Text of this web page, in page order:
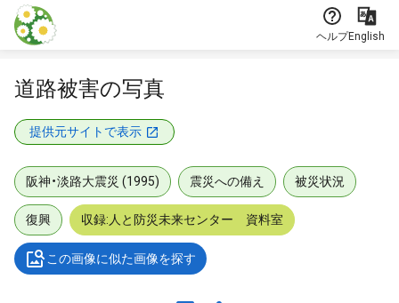
本文に飛ぶ
ヘルプEnglish
道路被害の写真
提供元サイトで表示
阪神・淡路大震災 (1995) 震災への備え 被災状況
復興 収録:人と防災未来センター 資料室
この画像に似た画像を探す